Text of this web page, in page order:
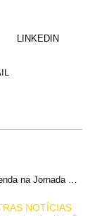
LINKEDIN
As esculturas e joias de luxo que estão à venda na Jornada Mundial da Juventude
NOTÍCIAS